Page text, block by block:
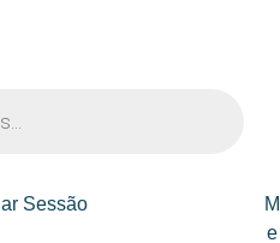
Sessão
M
e